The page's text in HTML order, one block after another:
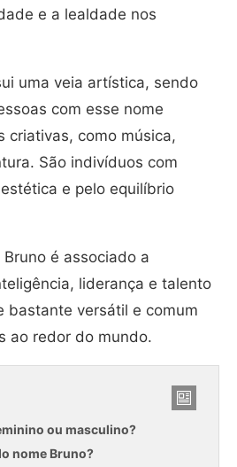
e a lealdade nos
uma veia artística, sendo
com esse nome
criativas, como música,
São indivíduos com
e pelo equilíbrio
é associado a
liderança e talento
bastante versátil e comum
ao redor do mundo.
ou masculino?
nome Bruno?